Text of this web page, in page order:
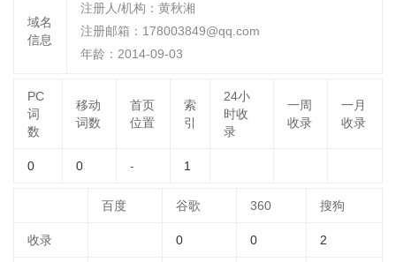
域名
信息
注册人/机构：黄秋湘
注册邮箱：178003849@qq.com
年龄：2014-09-03
PC
词
数
移动
词数
首页
位置
索
引
24小
时收
录
一周
收录
一月
收录
0 0 - 1
百度 谷歌 360 搜狗
收录 0 0 2